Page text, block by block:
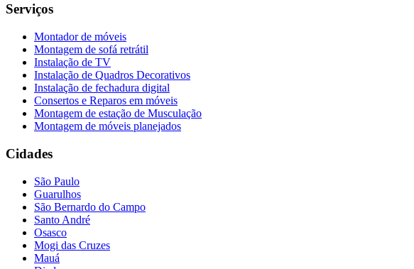
Serviços
Montador de móveis
Montagem de sofá retrátil
Instalação de TV
Instalação de Quadros Decorativos
Instalação de fechadura digital
Consertos e Reparos em móveis
Montagem de estação de Musculação
Montagem de móveis planejados
Cidades
São Paulo
Guarulhos
São Bernardo do Campo
Santo André
Osasco
Mogi das Cruzes
Mauá